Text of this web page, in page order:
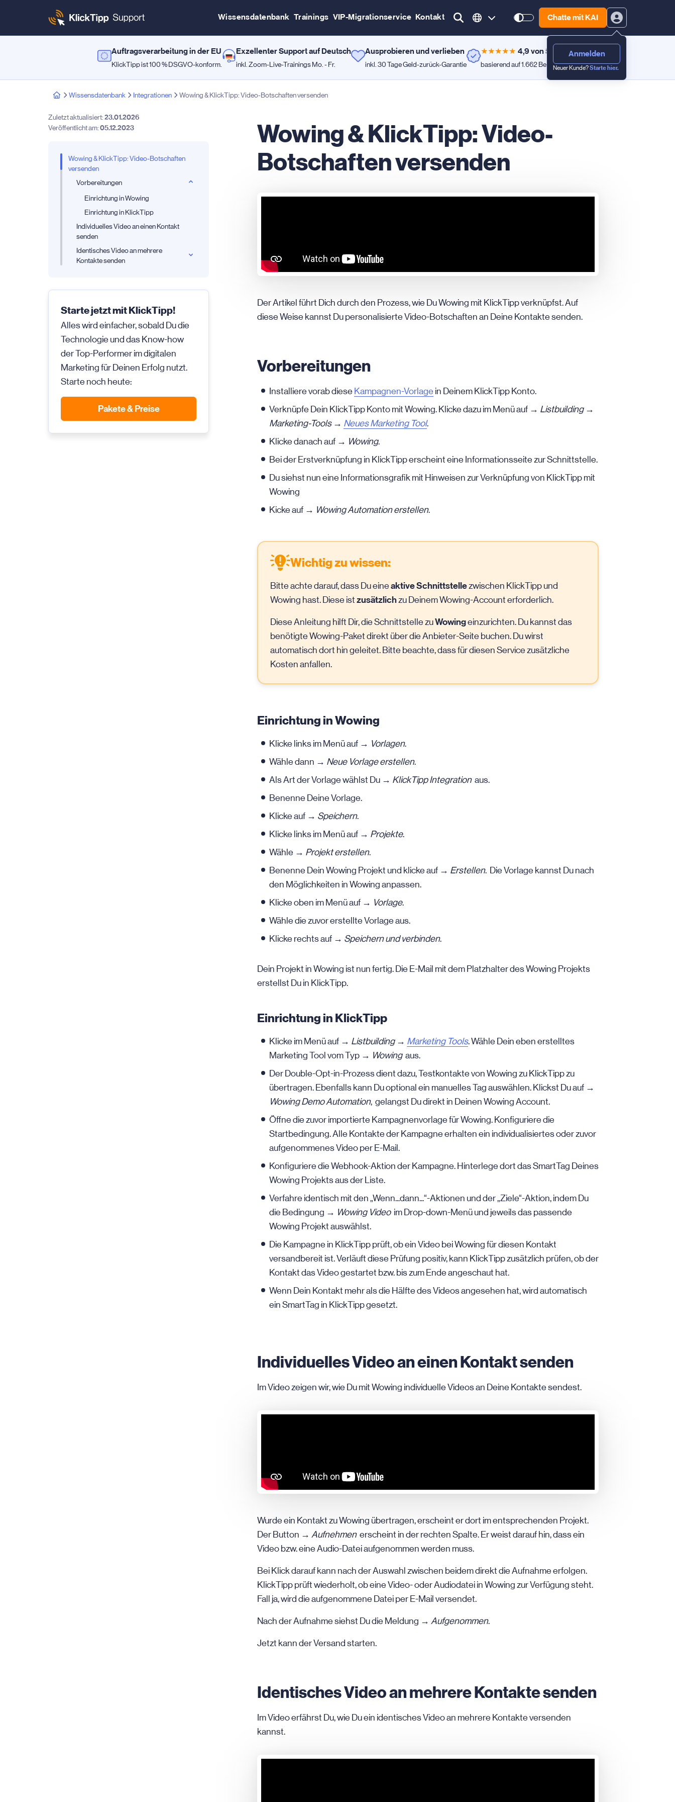
Wissensdatenbank Trainings VIP-Migrationservice Kontakt Chatte mit KAI
Anmelden
Neuer Kunde?Starte hier.
Auftragsverarbeitung in der EU
KlickTipp ist 100 % DSGVO-konform.
Exzellenter Support auf Deutsch
inkl. Zoom-Live-Trainings Mo. - Fr.
Ausprobieren und verlieben
inkl. 30 Tage Geld-zurück-Garantie
★★★★★ 4,9 von 5
basierend auf 1.662 Bewertungen
Wissensdatenbank Integrationen Wowing & KlickTipp: Video-Botschaften versenden
Zuletzt aktualisiert:23.01.2026
Veröffentlicht am:05.12.2023
Wowing & KlickTipp: Video-Botschaften
versenden
Vorbereitungen
Einrichtung in Wowing
Einrichtung in KlickTipp
Individuelles Video an einen Kontakt
senden
Identisches Video an mehrere
Kontakte senden
Starte jetzt mit KlickTipp!
Alles wird einfacher, sobald Du die
Technologie und das Know-how
der Top-Performer im digitalen
Marketing für Deinen Erfolg nutzt.
Starte noch heute:
Pakete & Preise
Wowing & KlickTipp: Video-
Botschaften versenden
Der Artikel führt Dich durch den Prozess, wie Du Wowing mit KlickTipp verknüpfst. Auf
diese Weise kannst Du personalisierte Video-Botschaften an Deine Kontakte senden.
Vorbereitungen
Installiere vorab diese Kampagnen-Vorlage in Deinem KlickTipp Konto.
Verknüpfe Dein KlickTipp Konto mit Wowing. Klicke dazu im Menü auf → Listbuilding →
Marketing-Tools → Neues Marketing Tool.
Klicke danach auf → Wowing.
Bei der Erstverknüpfung in KlickTipp erscheint eine Informationsseite zur Schnittstelle.
Du siehst nun eine Informationsgrafik mit Hinweisen zur Verknüpfung von KlickTipp mit
Wowing
Kicke auf → Wowing Automation erstellen.
Wichtig zu wissen:
Bitte achte darauf, dass Du eineaktive Schnittstellezwischen KlickTipp und
Wowing hast. Diese ist zusätzlichzu Deinem Wowing-Account erforderlich.
Diese Anleitung hilft Dir, die Schnittstelle zuWowingeinzurichten. Du kannst das
benötigte Wowing-Paket direkt über die Anbieter-Seite buchen. Du wirst
automatisch dort hin geleitet. Bitte beachte, dass für diesen Service zusätzliche
Kosten anfallen.
Einrichtung in Wowing
Klicke links im Menü auf → Vorlagen.
Wähle dann → Neue Vorlage erstellen.
Als Art der Vorlage wählst Du → KlickTipp Integrationaus.
Benenne Deine Vorlage.
Klicke auf → Speichern.
Klicke links im Menü auf → Projekte.
Wähle → Projekt erstellen.
Benenne Dein Wowing Projekt und klicke auf → Erstellen. Die Vorlage kannst Du nach
den Möglichkeiten in Wowing anpassen.
Klicke oben im Menü auf → Vorlage.
Wähle die zuvor erstellte Vorlage aus.
Klicke rechts auf → Speichern und verbinden.
Dein Projekt in Wowing ist nun fertig. Die E-Mail mit dem Platzhalter des Wowing Projekts
erstellst Du in KlickTipp.
Einrichtung in KlickTipp
Klicke im Menü auf → Listbuilding → Marketing Tools. Wähle Dein eben erstelltes
Marketing Tool vom Typ → Wowingaus.
Der Double-Opt-in-Prozess dient dazu, Testkontakte von Wowing zu KlickTipp zu
übertragen. Ebenfalls kann Du optional ein manuelles Tag auswählen. Klickst Du auf →
Wowing Demo Automation, gelangst Du direkt in Deinen Wowing Account.
Öffne die zuvor importierte Kampagnenvorlage für Wowing. Konfiguriere die
Startbedingung. Alle Kontakte der Kampagne erhalten ein individualisiertes oder zuvor
aufgenommenes Video per E-Mail.
Konfiguriere die Webhook-Aktion der Kampagne. Hinterlege dort das SmartTag Deines
Wowing Projekts aus der Liste.
Verfahre identisch mit den „Wenn...dann...“-Aktionen und der „Ziele“-Aktion, indem Du
die Bedingung → Wowing Videoim Drop-down-Menü und jeweils das passende
Wowing Projekt auswählst.
Die Kampagne in KlickTipp prüft, ob ein Video bei Wowing für diesen Kontakt
versandbereit ist. Verläuft diese Prüfung positiv, kann KlickTipp zusätzlich prüfen, ob der
Kontakt das Video gestartet bzw. bis zum Ende angeschaut hat.
Wenn Dein Kontakt mehr als die Hälfte des Videos angesehen hat, wird automatisch
ein SmartTag in KlickTipp gesetzt.
Individuelles Video an einen Kontakt senden
Im Video zeigen wir, wie Du mit Wowing individuelle Videos an Deine Kontakte sendest.
Wurde ein Kontakt zu Wowing übertragen, erscheint er dort im entsprechenden Projekt.
Der Button → Aufnehmen erscheint in der rechten Spalte. Er weist darauf hin, dass ein
Video bzw. eine Audio-Datei aufgenommen werden muss.
Bei Klick darauf kann nach der Auswahl zwischen beidem direkt die Aufnahme erfolgen.
KlickTipp prüft wiederholt, ob eine Video- oder Audiodatei in Wowing zur Verfügung steht.
Fall ja, wird die aufgenommene Datei per E-Mail versendet.
Nach der Aufnahme siehst Du die Meldung → Aufgenommen.
Jetzt kann der Versand starten.
Identisches Video an mehrere Kontakte senden
Im Video erfährst Du, wie Du ein identisches Video an mehrere Kontakte versenden
kannst.